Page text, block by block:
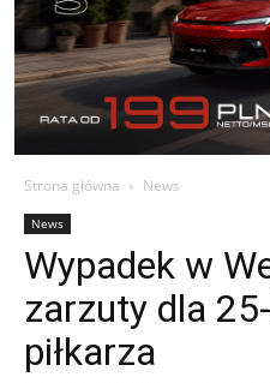
Strona główna News
News
Wypadek w
zarzuty dla
piłkarza